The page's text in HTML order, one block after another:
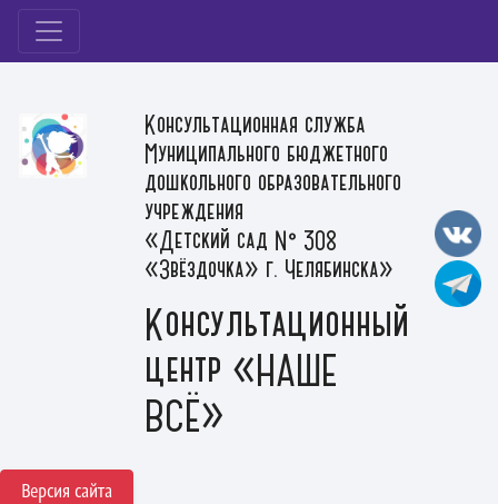
Версия сайта
Консультационная служба
Муниципального бюджетного
дошкольного образовательного
учреждения
«Детский сад № 308
«Звёздочка» г. Челябинска»
Консультационный
центр «НАШЕ
ВСЁ»